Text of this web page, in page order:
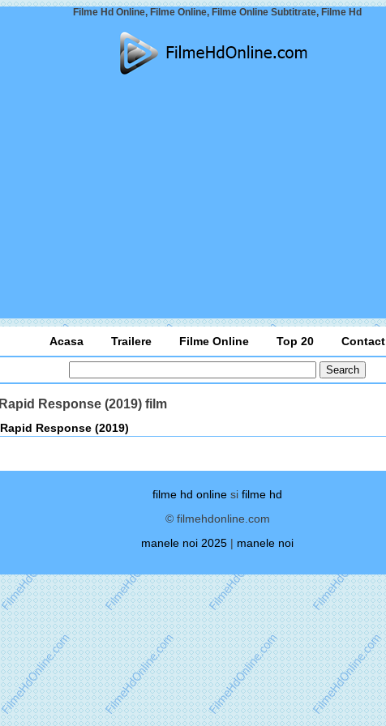
Filme Hd Online, Filme Online, Filme Online Subtitrate, Filme Hd
Acasa Trailere Filme Online Top 20 Contact
Rapid Response (2019) film
Rapid Response (2019)
filme hd online si filme hd
© filmehdonline.com
manele noi 2025 | manele noi